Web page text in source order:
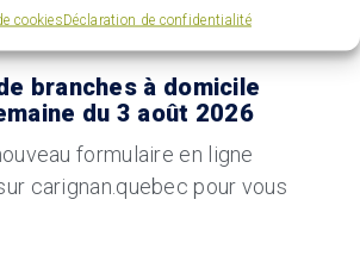
cookiesDéclaration de confidentialité
branches à domicile
du 3 août 2026
formulaire en ligne
carignan.quebec pour vous